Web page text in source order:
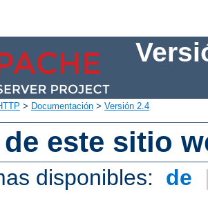
> Documentación > Versión 2.4
de este sitio
disponibles: de